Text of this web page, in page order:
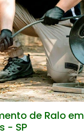
de Ralo em
- SP